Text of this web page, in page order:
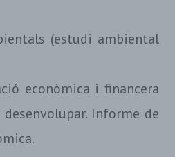
(estudi ambiental
econòmica i financera
Informe de